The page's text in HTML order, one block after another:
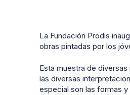
La Fundación Prodis
obras pintadas por los
Esta muestra de
las diversas
especial son las formas